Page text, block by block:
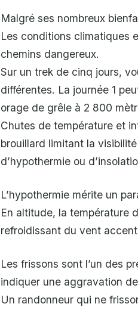
Malgré ses nombreux
Les conditions climatiques
chemins dangereux.
Sur un trek de cinq jours,
différentes. La journée 1
orage de grêle à 2 800
Chutes de température et
brouillard limitant la
d’hypothermie ou
L’hypothermie mérite un
En altitude, la température
refroidissant du vent
Les frissons sont l’un des
indiquer une aggravation de
Un randonneur qui ne